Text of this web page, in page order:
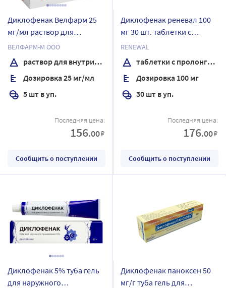
Диклофенак Велфарм 25
мг/мл раствор для
внутримышечного
введения 3 мл ампулы 5
шт.
ВЕЛФАРМ-М ООО
раствор для внутримышечного введения
Дозировка 25 мг/мл
5 шт в уп.
Последняя цена:
156.00₽
Сообщить о поступлении
Диклофенак реневал 100
мг 30 шт. таблетки с
пролонгированным
высвобождением,
покрытые пленочной
оболочкой
RENEWAL
таблетки с пролонгированным высвобождением, покрытые пленочной оболочкой
Дозировка 100 мг
30 шт в уп.
Последняя цена:
176.00₽
Сообщить о поступлении
Диклофенак 5% туба гель
для наружного
Диклофенак паноксен 50
мг/г туба гель для